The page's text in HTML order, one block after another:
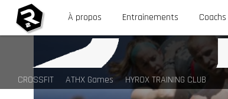
CROSSFIT ATHX Games HYROX TRAINING CLUB
À propos Entrainements Coachs